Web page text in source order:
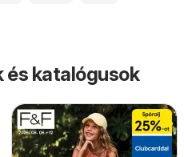
és katalógusok